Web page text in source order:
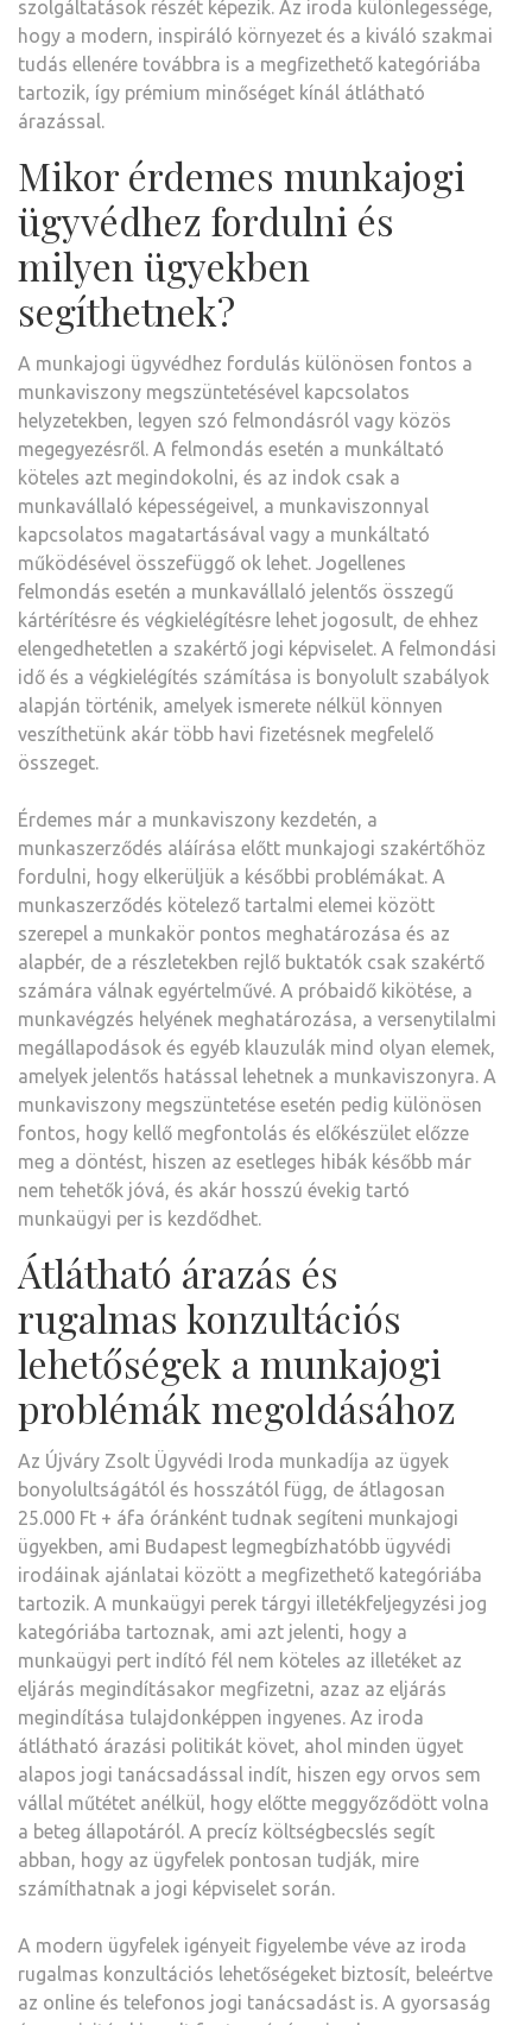
szolgáltatások részét képezik. Az iroda különlegessége,
hogy a modern, inspiráló környezet és a kiváló szakmai
tudás ellenére továbbra is a megfizethető kategóriába
tartozik, így prémium minőséget kínál átlátható
árazással.
Mikor érdemes munkajogi
ügyvédhez fordulni és
milyen ügyekben
segíthetnek?
A munkajogi ügyvédhez fordulás különösen fontos a
munkaviszony megszüntetésével kapcsolatos
helyzetekben, legyen szó felmondásról vagy közös
megegyezésről. A felmondás esetén a munkáltató
köteles azt megindokolni, és az indok csak a
munkavállaló képességeivel, a munkaviszonnyal
kapcsolatos magatartásával vagy a munkáltató
működésével összefüggő ok lehet. Jogellenes
felmondás esetén a munkavállaló jelentős összegű
kártérítésre és végkielégítésre lehet jogosult, de ehhez
elengedhetetlen a szakértő jogi képviselet. A felmondási
idő és a végkielégítés számítása is bonyolult szabályok
alapján történik, amelyek ismerete nélkül könnyen
veszíthetünk akár több havi fizetésnek megfelelő
összeget.
Érdemes már a munkaviszony kezdetén, a
munkaszerződés aláírása előtt munkajogi szakértőhöz
fordulni, hogy elkerüljük a későbbi problémákat. A
munkaszerződés kötelező tartalmi elemei között
szerepel a munkakör pontos meghatározása és az
alapbér, de a részletekben rejlő buktatók csak szakértő
számára válnak egyértelművé. A próbaidő kikötése, a
munkavégzés helyének meghatározása, a versenytilalmi
megállapodások és egyéb klauzulák mind olyan elemek,
amelyek jelentős hatással lehetnek a munkaviszonyra. A
munkaviszony megszüntetése esetén pedig különösen
fontos, hogy kellő megfontolás és előkészület előzze
meg a döntést, hiszen az esetleges hibák később már
nem tehetők jóvá, és akár hosszú évekig tartó
munkaügyi per is kezdődhet.
Átlátható árazás és
rugalmas konzultációs
lehetőségek a munkajogi
problémák megoldásához
Az Újváry Zsolt Ügyvédi Iroda munkadíja az ügyek
bonyolultságától és hosszától függ, de átlagosan
25.000 Ft + áfa óránként tudnak segíteni munkajogi
ügyekben, ami Budapest legmegbízhatóbb ügyvédi
irodáinak ajánlatai között a megfizethető kategóriába
tartozik. A munkaügyi perek tárgyi illetékfeljegyzési jog
kategóriába tartoznak, ami azt jelenti, hogy a
munkaügyi pert indító fél nem köteles az illetéket az
eljárás megindításakor megfizetni, azaz az eljárás
megindítása tulajdonképpen ingyenes. Az iroda
átlátható árazási politikát követ, ahol minden ügyet
alapos jogi tanácsadással indít, hiszen egy orvos sem
vállal műtétet anélkül, hogy előtte meggyőződött volna
a beteg állapotáról. A precíz költségbecslés segít
abban, hogy az ügyfelek pontosan tudják, mire
számíthatnak a jogi képviselet során.
A modern ügyfelek igényeit figyelembe véve az iroda
rugalmas konzultációs lehetőségeket biztosít, beleértve
az online és telefonos jogi tanácsadást is. A gyorsaság